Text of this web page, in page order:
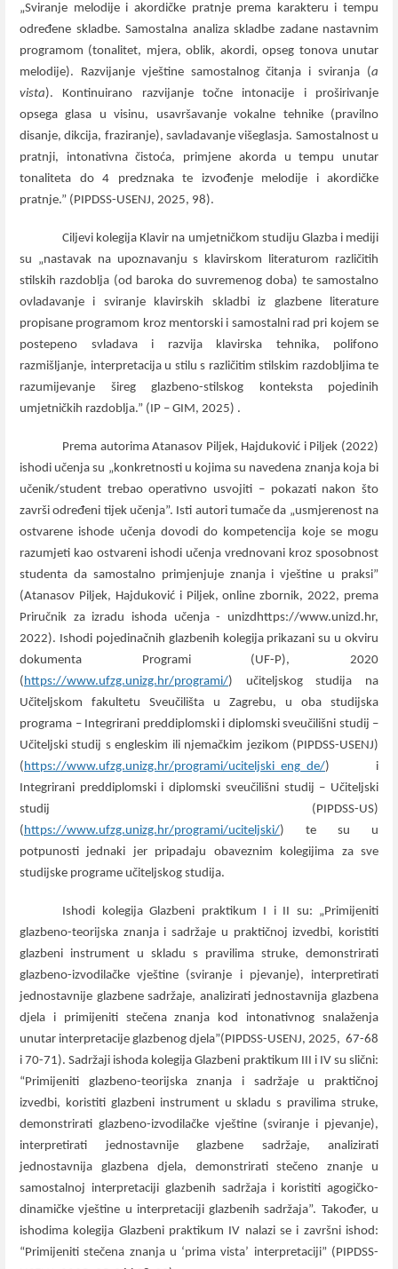
„Sviranje melodije i akordičke pratnje prema karakteru i tempu
određene skladbe. Samostalna analiza skladbe zadane nastavnim
programom (tonalitet, mjera, oblik, akordi, opseg tonova unutar
melodije). Razvijanje vještine samostalnog čitanja i sviranja (a
vista). Kontinuirano razvijanje točne intonacije i proširivanje
opsega glasa u visinu, usavršavanje vokalne tehnike (pravilno
disanje, dikcija, fraziranje), savladavanje višeglasja. Samostalnost u
pratnji, intonativna čistoća, primjene akorda u tempu unutar
tonaliteta do 4 predznaka te izvođenje melodije i akordičke
pratnje.” (PIPDSS-USENJ, 2025, 98).
Ciljevi kolegija Klavir na umjetničkom studiju Glazba i mediji
su „nastavak na upoznavanju s klavirskom literaturom različitih
stilskih razdoblja (od baroka do suvremenog doba) te samostalno
ovladavanje i sviranje klavirskih skladbi iz glazbene literature
propisane programom kroz mentorski i samostalni rad pri kojem se
postepeno svladava i razvija klavirska tehnika, polifono
razmišljanje, interpretacija u stilu s različitim stilskim razdobljima te
razumijevanje šireg glazbeno-stilskog konteksta pojedinih
umjetničkih razdoblja.” (IP – GIM, 2025) .
Prema autorima Atanasov Piljek, Hajduković i Piljek (2022)
ishodi učenja su „konkretnosti u kojima su navedena znanja koja bi
učenik/student trebao operativno usvojiti – pokazati nakon što
završi određeni tijek učenja”. Isti autori tumače da „usmjerenost na
ostvarene ishode učenja dovodi do kompetencija koje se mogu
razumjeti kao ostvareni ishodi učenja vrednovani kroz sposobnost
studenta da samostalno primjenjuje znanja i vještine u praksi”
(Atanasov Piljek, Hajduković i Piljek, online zbornik, 2022, prema
Priručnik za izradu ishoda učenja - unizdhttps://www.unizd.hr,
2022). Ishodi pojedinačnih glazbenih kolegija prikazani su u okviru
dokumenta Programi (UF-P), 2020
(https://www.ufzg.unizg.hr/programi/) učiteljskog studija na
Učiteljskom fakultetu Sveučilišta u Zagrebu, u oba studijska
programa – Integrirani preddiplomski i diplomski sveučilišni studij –
Učiteljski studij s engleskim ili njemačkim jezikom (PIPDSS-USENJ)
(https://www.ufzg.unizg.hr/programi/uciteljski_eng_de/) i
Integrirani preddiplomski i diplomski sveučilišni studij – Učiteljski
studij (PIPDSS-US)
(https://www.ufzg.unizg.hr/programi/uciteljski/) te su u
potpunosti jednaki jer pripadaju obaveznim kolegijima za sve
studijske programe učiteljskog studija.
Ishodi kolegija Glazbeni praktikum I i II su: „Primijeniti
glazbeno-teorijska znanja i sadržaje u praktičnoj izvedbi, koristiti
glazbeni instrument u skladu s pravilima struke, demonstrirati
glazbeno-izvodilačke vještine (sviranje i pjevanje), interpretirati
jednostavnije glazbene sadržaje, analizirati jednostavnija glazbena
djela i primijeniti stečena znanja kod intonativnog snalaženja
unutar interpretacije glazbenog djela”(PIPDSS-USENJ, 2025, 67-68
i 70-71). Sadržaji ishoda kolegija Glazbeni praktikum III i IV su slični:
“Primijeniti glazbeno-teorijska znanja i sadržaje u praktičnoj
izvedbi, koristiti glazbeni instrument u skladu s pravilima struke,
demonstrirati glazbeno-izvodilačke vještine (sviranje i pjevanje),
interpretirati jednostavnije glazbene sadržaje, analizirati
jednostavnija glazbena djela, demonstrirati stečeno znanje u
samostalnoj interpretaciji glazbenih sadržaja i koristiti agogičko-
dinamičke vještine u interpretaciji glazbenih sadržaja”. Također, u
ishodima kolegija Glazbeni praktikum IV nalazi se i završni ishod:
“Primijeniti stečena znanja u ‘prima vista’ interpretaciji” (PIPDSS-